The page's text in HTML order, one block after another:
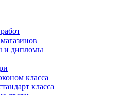
и дипломы
класса
класса